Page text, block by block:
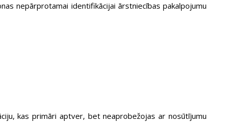
nepārprotamai identifikācijai ārstniecības pakalpojumu
kas primāri aptver, bet neaprobežojas ar nosūtījumu